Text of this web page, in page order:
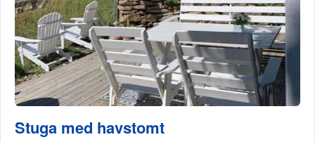
Stuga med havstomt